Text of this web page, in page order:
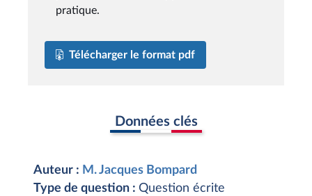
pratique.
Télécharger le format pdf
Données clés
Auteur : M. Jacques Bompard
Type de question : Question écrite